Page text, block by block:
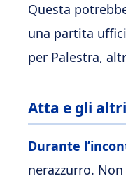
Questa
una partita
per Palestra,
Atta e gli
Durante
nerazzurro.